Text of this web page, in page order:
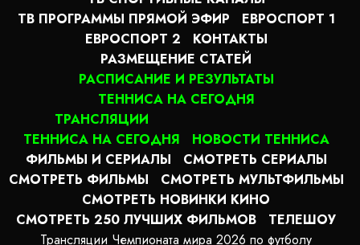
ТВ ПРОГРАММЫ ПРЯМОЙ ЭФИР
ЕВРОСПОРТ 1
ЕВРОСПОРТ 2
КОНТАКТЫ
РАЗМЕЩЕНИЕ СТАТЕЙ
РАСПИСАНИЕ И РЕЗУЛЬТАТЫ
ТЕННИСА НА СЕГОДНЯ
ТРАНСЛЯЦИИ
ТЕННИСА НА СЕГОДНЯ
НОВОСТИ ТЕННИСА
ФИЛЬМЫ И СЕРИАЛЫ
СМОТРЕТЬ СЕРИАЛЫ
СМОТРЕТЬ ФИЛЬМЫ
СМОТРЕТЬ МУЛЬТФИЛЬМЫ
СМОТРЕТЬ НОВИНКИ КИНО
СМОТРЕТЬ 250 ЛУЧШИХ ФИЛЬМОВ
ТЕЛЕШОУ
Трансляции Чемпионата мира 2026 по футболу